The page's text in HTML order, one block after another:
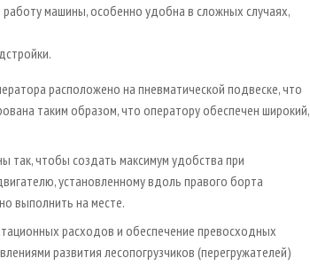
машины, особенно удобна в сложных случаях,
расположено на пневматической подвеске, что
таким образом, что оператору обеспечен широкий,
так, чтобы создать максимум удобства при
установленному вдоль правого борта
выполнить на месте.
расходов и обеспечение превосходных
развития лесопогрузчиков (перегружателей)